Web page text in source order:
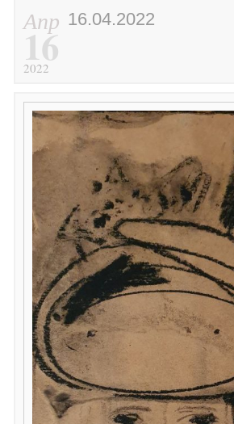
Апр
16
2022
16.04.2022